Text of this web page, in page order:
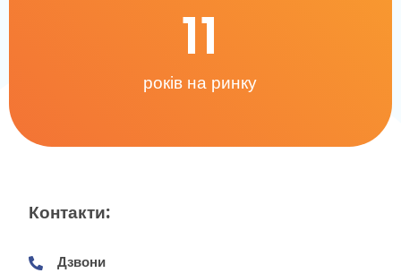
років на ринку
11
Контакти:
Дзвони